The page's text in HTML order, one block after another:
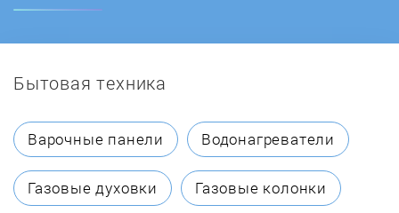
Audio-Technica
Avid
Axelvox
Бытовая техника
Варочные панели Водонагреватели
Газовые духовки Газовые колонки